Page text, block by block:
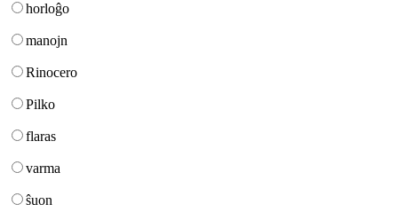
horloĝo
manojn
Rinocero
Pilko
flaras
varma
ŝuon